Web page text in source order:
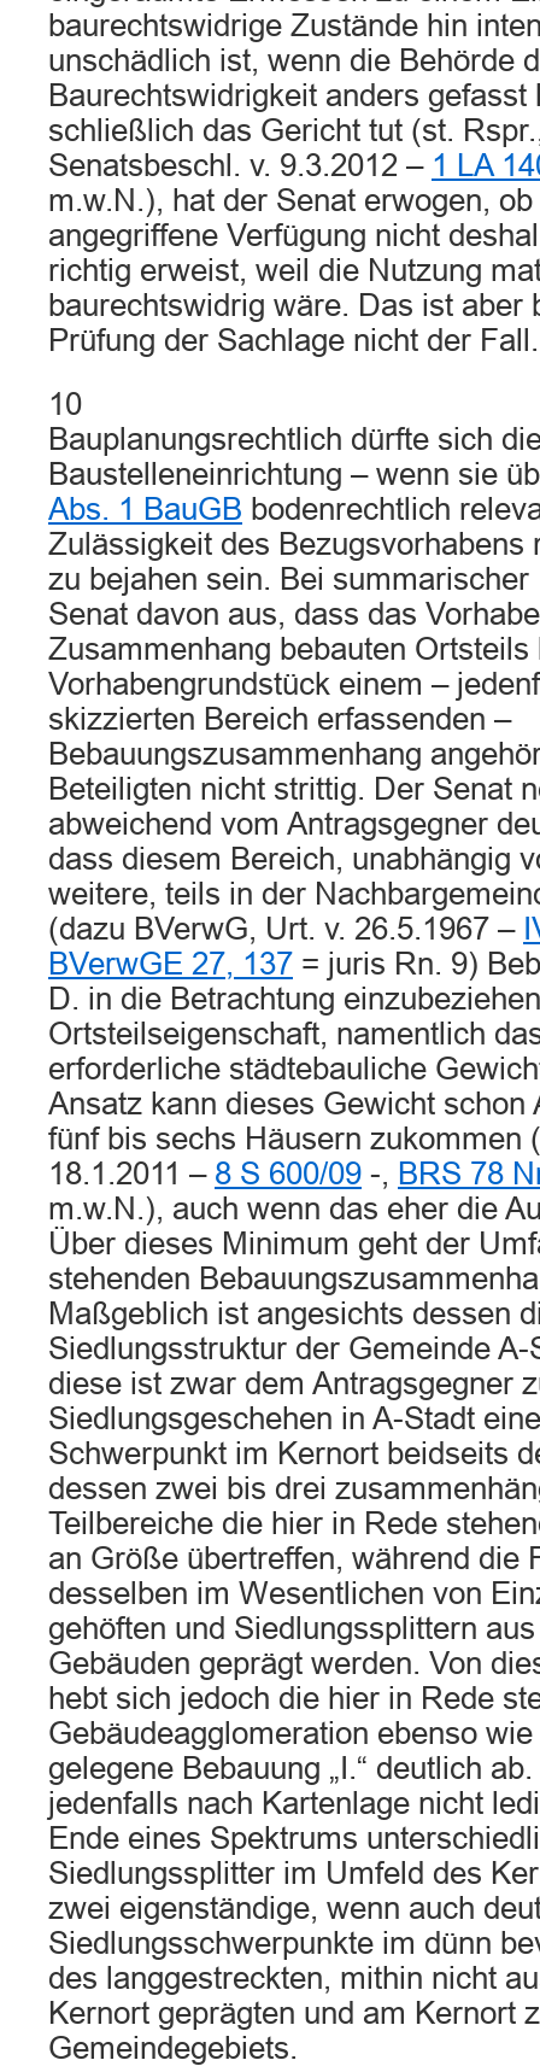
baurechtswidrige Zustände hin
unschädlich ist, wenn die Behörde
Baurechtswidrigkeit anders gefasst
schließlich das Gericht tut (st.
Senatsbeschl. v. 9.3.2012 – 1 LA
m.w.N.), hat der Senat erwogen,
angegriffene Verfügung nicht
richtig erweist, weil die Nutzung
baurechtswidrig wäre. Das ist aber
Prüfung der Sachlage nicht der Fall.
10
Bauplanungsrechtlich dürfte sich
Baustelleneinrichtung – wenn sie
Abs. 1 BauGB bodenrechtlich
Zulässigkeit des Bezugsvorhabens
zu bejahen sein. Bei summarischer
Senat davon aus, dass das
Zusammenhang bebauten
Vorhabengrundstück einem –
skizzierten Bereich erfassenden –
Bebauungszusammenhang
Beteiligten nicht strittig. Der Senat
abweichend vom Antragsgegner
dass diesem Bereich, unabhängig
weitere, teils in der
(dazu BVerwG, Urt. v. 26.5.1967 –
BVerwGE 27, 137 = juris Rn. 9)
D. in die Betrachtung
Ortsteilseigenschaft, namentlich
erforderliche städtebauliche
Ansatz kann dieses Gewicht schon
fünf bis sechs Häusern zukommen
18.1.2011 – 8 S 600/09 -, BRS 78
m.w.N.), auch wenn das eher die
Über dieses Minimum geht der
stehenden
Maßgeblich ist angesichts dessen
Siedlungsstruktur der Gemeinde
diese ist zwar dem Antragsgegner
Siedlungsgeschehen in A-Stadt
Schwerpunkt im Kernort beidseits
dessen zwei bis drei
Teilbereiche die hier in Rede
an Größe übertreffen, während die
desselben im Wesentlichen von
gehöften und Siedlungssplittern
Gebäuden geprägt werden. Von
hebt sich jedoch die hier in Rede
Gebäudeagglomeration ebenso
gelegene Bebauung „I.“ deutlich
jedenfalls nach Kartenlage nicht
Ende eines Spektrums
Siedlungssplitter im Umfeld des
zwei eigenständige, wenn auch
Siedlungsschwerpunkte im dünn
des langgestreckten, mithin nicht
Kernort geprägten und am Kernort
Gemeindegebiets.